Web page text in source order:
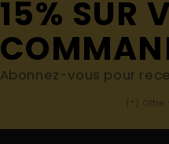
15% SUR
Abonnez-vous pour
(*) Offre